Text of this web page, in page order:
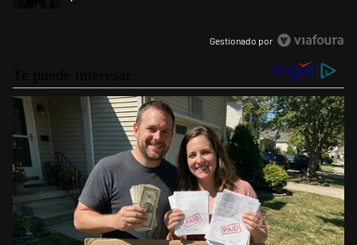
Gestionado por